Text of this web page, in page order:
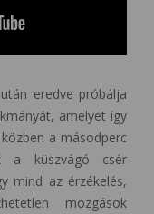
eredve próbálja
amelyet így
a másodperc
a küszvágó csér
mind az érzékelés,
mozgások